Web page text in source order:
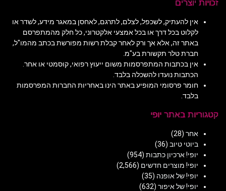
זכויות יוצרים
אין להעתיק, לשכפל, לצלם, לתרגם, לאחסן במאגר מידע, לשדר או
לקלוט בכל דרך או בכל אמצעי אלקטרוני, כל חלק מהמתפרסם
באתר זה, אלא אך ורק לאחר קבלת רשות מפורשת בכתב מהמו"ל,
חברת טלר תקשורת בע"מ.
אין בכתבות המתפרסמות משום ייעוץ רפואי, קוסמטי או אחר.
הכתבות נועדו להשכלה בלבד.
חומר פרסומי המופיע באתר הינו באחריות החברות המפרסמות
בלבד.
קטגוריות באתר יופי
אחר (28)
ביוטי טיוב (36)
יופי! ארכיון כתבות (954)
יופי! מוצרים חדשים (2,566)
יופי! של אופנה (35)
יופי! של איפור (632)